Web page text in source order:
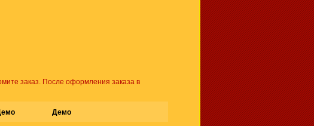
заказ. После оформления заказа в
Демо